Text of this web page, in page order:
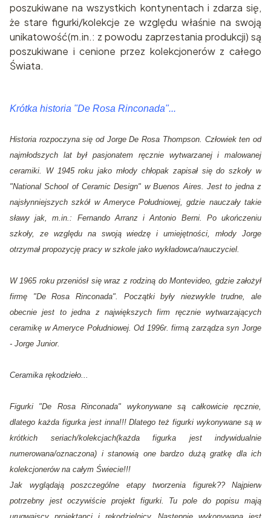
poszukiwane na wszystkich kontynentach i zdarza się,
że stare figurki/kolekcje ze względu właśnie na swoją
unikatowość(m.in.: z powodu zaprzestania produkcji) są
poszukiwane i cenione przez kolekcjonerów z całego
Świata.
Krótka historia "De Rosa Rinconada"...
Historia rozpoczyna się od Jorge De Rosa Thompson. Człowiek ten od
najmłodszych lat był pasjonatem ręcznie wytwarzanej i malowanej
ceramiki. W 1945 roku jako młody chłopak zapisał się do szkoły w
"National School of Ceramic Design" w Buenos Aires. Jest to jedna z
najsłynniejszych szkół w Ameryce Południowej, gdzie nauczały takie
sławy jak, m.in.: Fernando Arranz i Antonio Berni. Po ukończeniu
szkoły, ze względu na swoją wiedzę i umiejętności, młody Jorge
otrzymał propozycję pracy w szkole jako wykładowca/nauczyciel.
W 1965 roku przeniósł się wraz z rodziną do Montevideo, gdzie założył
firmę "De Rosa Rinconada". Początki były niezwykle trudne, ale
obecnie jest to jedna z największych firm ręcznie wytwarzających
ceramikę w Ameryce Południowej. Od 1996r. firmą zarządza syn Jorge
- Jorge Junior.
Ceramika rękodzieło...
Figurki "De Rosa Rinconada" wykonywane są całkowicie ręcznie,
dlatego każda figurka jest inna!!! Dlatego też figurki wykonywane są w
krótkich seriach/kolekcjach(każda figurka jest indywidualnie
numerowana/oznaczona) i stanowią one bardzo dużą gratkę dla ich
kolekcjonerów na całym Świecie!!!
Jak wyglądają poszczególne etapy tworzenia figurek?? Najpierw
potrzebny jest oczywiście projekt figurki. Tu pole do popisu mają
urugwajscy projektanci i rękodzielnicy. Następnie wykonywana jest